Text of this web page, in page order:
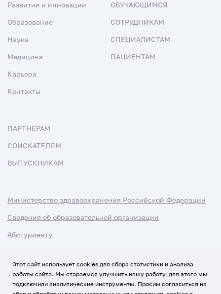
Развитие и инновации
Образование
Наука
Медицина
Карьера
Контакты
ОБУЧАЮЩИМСЯ
СОТРУДНИКАМ
СПЕЦИАЛИСТАМ
ПАЦИЕНТАМ
ПАРТНЕРАМ
СОИСКАТЕЛЯМ
ВЫПУСКНИКАМ
Министерство здравоохранения Российской Федерации
Сведения об образовательной организации
Абитуриенту
Этот сайт использует cookies для сбора статистики и анализа
работы сайта. Мы стараемся улучшить нашу работу, для этого мы
подключили аналитические инструменты. Просим согласиться на